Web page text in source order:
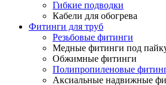
Гибкие подводки
Кабели для обогрева
Фитинги для труб
Резьбовые фитинги
Медные фитинги под
Обжимные фитинги
Полипропиленовые
Аксиальные надвижные